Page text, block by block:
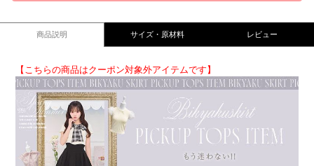
商品説明 サイズ・原材料 レビュー
【こちらの商品はクーポン対象外アイテムです】